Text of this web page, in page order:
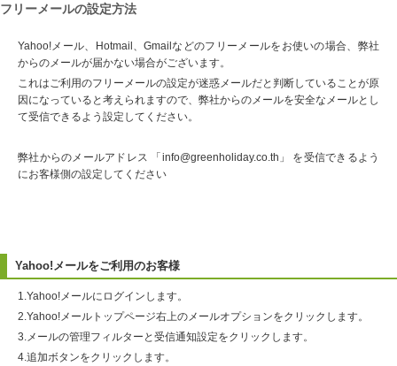
フリーメールの設定方法
Yahoo!メール、Hotmail、Gmailなどのフリーメールをお使いの場合、弊社
からのメールが届かない場合がございます。
これはご利用のフリーメールの設定が迷惑メールだと判断していることが原
因になっていると考えられますので、弊社からのメールを安全なメールとし
て受信できるよう設定してください。
弊社からのメールアドレス 「info@greenholiday.co.th」 を受信できるよう
にお客様側の設定してください
Yahoo!メールをご利用のお客様
1.Yahoo!メールにログインします。
2.Yahoo!メールトップページ右上のメールオプションをクリックします。
3.メールの管理フィルターと受信通知設定をクリックします。
4.追加ボタンをクリックします。